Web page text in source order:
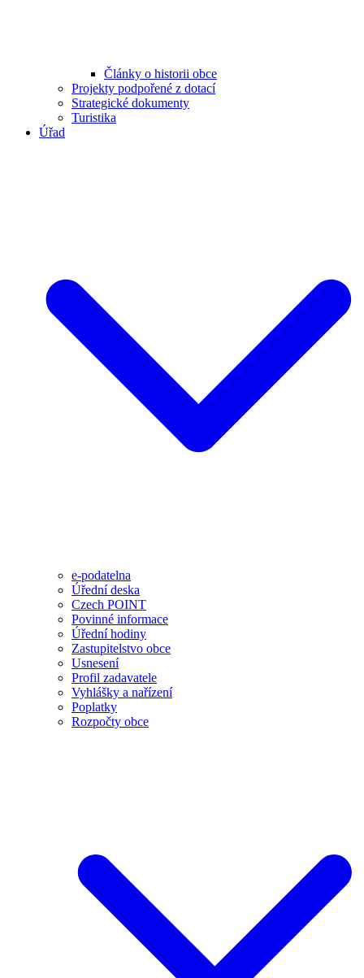
Články o historii obce
Projekty podpořené z dotací
Strategické dokumenty
Turistika
Úřad
e-podatelna
Úřední deska
Czech POINT
Povinné informace
Úřední hodiny
Zastupitelstvo obce
Usnesení
Profil zadavatele
Vyhlášky a nařízení
Poplatky
Rozpočty obce